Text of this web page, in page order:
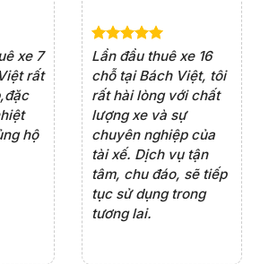
xe 7
rất
hộ
Lần đầu thuê xe 16
chỗ tại Bách Việt, tôi
rất hài lòng với chất
lượng xe và sự
chuyên nghiệp của
tài xế. Dịch vụ tận
tâm, chu đáo, sẽ tiếp
tục sử dụng trong
tương lai.